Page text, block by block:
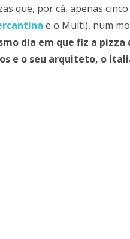
que, por cá, apenas
e o Multi), num
dia em que fiz a
e o seu arquiteto, o